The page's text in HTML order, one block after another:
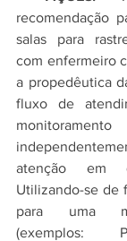
recomendação
salas para
com enfermeiro
a propedêutica
fluxo de
atenção em
Utilizando-se de
para uma
(exemplos: